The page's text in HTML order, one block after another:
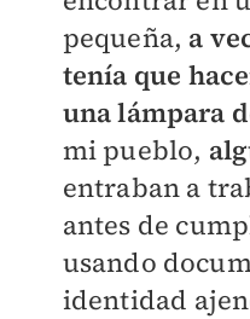
pequeña, a
tenía que
una lámpara
mi pueblo,
entraban a
antes de
usando
identidad